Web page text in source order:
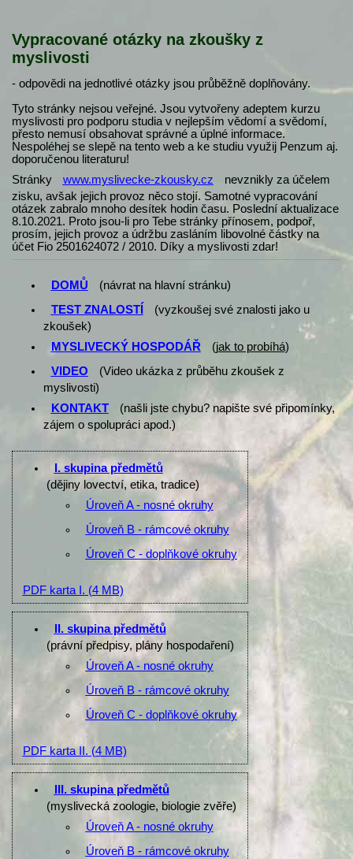
Vypracované otázky na zkoušky z
myslivosti
- odpovědi na jednotlivé otázky jsou průběžně doplňovány.
Tyto stránky nejsou veřejné. Jsou vytvořeny adeptem kurzu
myslivosti pro podporu studia v nejlepším vědomí a svědomí,
přesto nemusí obsahovat správné a úplné informace.
Nespoléhej se slepě na tento web a ke studiu využij Penzum aj.
doporučenou literaturu!
Stránky
www.myslivecke-zkousky.cz
nevznikly za účelem
zisku, avšak jejich provoz něco stojí. Samotné vypracování
otázek zabralo mnoho desítek hodin času. Poslední aktualizace
8.10.2021. Proto jsou-li pro Tebe stránky přínosem, podpoř,
prosím, jejich provoz a údržbu zasláním libovolné částky na
účet Fio 2501624072 / 2010. Díky a myslivosti zdar!
DOMŮ
(návrat na hlavní stránku)
TEST ZNALOSTÍ
(vyzkoušej své znalosti jako u
zkoušek)
MYSLIVECKÝ HOSPODÁŘ
(jak to probíhá)
VIDEO
(Video ukázka z průběhu zkoušek z
myslivosti)
KONTAKT
(našli jste chybu? napište své připomínky,
zájem o spolupráci apod.)
I. skupina předmětů
(dějiny lovectví, etika, tradice)
Úroveň A - nosné okruhy
Úroveň B - rámcové okruhy
Úroveň C - doplňkové okruhy
PDF karta I. (4 MB)
II. skupina předmětů
(právní předpisy, plány hospodaření)
Úroveň A - nosné okruhy
Úroveň B - rámcové okruhy
Úroveň C - doplňkové okruhy
PDF karta II. (4 MB)
III. skupina předmětů
(myslivecká zoologie, biologie zvěře)
Úroveň A - nosné okruhy
Úroveň B - rámcové okruhy